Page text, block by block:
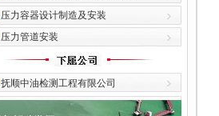
压力容器设计制造及安装
压力管道安装
抚顺中油检测工程有限公司